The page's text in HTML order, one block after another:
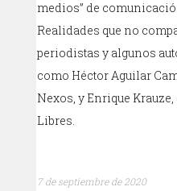
medios” de
Realidades que no
periodistas y algunos
como Héctor Aguilar
Nexos, y Enrique
Libres.
7 de septiembre de 2020